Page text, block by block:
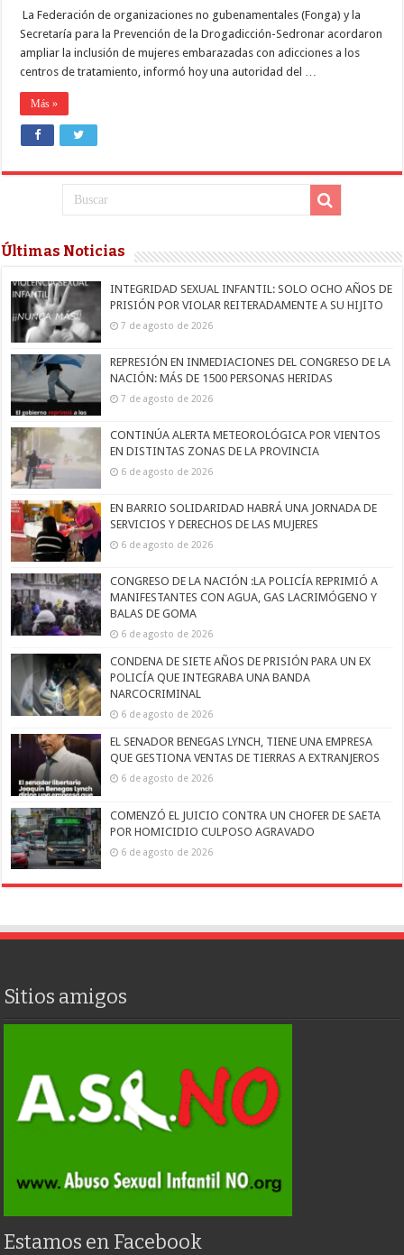
La Federación de organizaciones no gubenamentales (Fonga) y la
Secretaría para la Prevención de la Drogadicción-Sedronar acordaron
ampliar la inclusión de mujeres embarazadas con adicciones a los
centros de tratamiento, informó hoy una autoridad del …
Más »
Últimas Noticias
INTEGRIDAD SEXUAL INFANTIL: SOLO OCHO AÑOS DE
PRISIÓN POR VIOLAR REITERADAMENTE A SU HIJITO
7 de agosto de 2026
REPRESIÓN EN INMEDIACIONES DEL CONGRESO DE LA
NACIÓN: MÁS DE 1500 PERSONAS HERIDAS
7 de agosto de 2026
CONTINÚA ALERTA METEOROLÓGICA POR VIENTOS
EN DISTINTAS ZONAS DE LA PROVINCIA
6 de agosto de 2026
EN BARRIO SOLIDARIDAD HABRÁ UNA JORNADA DE
SERVICIOS Y DERECHOS DE LAS MUJERES
6 de agosto de 2026
CONGRESO DE LA NACIÓN :LA POLICÍA REPRIMIÓ A
MANIFESTANTES CON AGUA, GAS LACRIMÓGENO Y
BALAS DE GOMA
6 de agosto de 2026
CONDENA DE SIETE AÑOS DE PRISIÓN PARA UN EX
POLICÍA QUE INTEGRABA UNA BANDA
NARCOCRIMINAL
6 de agosto de 2026
EL SENADOR BENEGAS LYNCH, TIENE UNA EMPRESA
QUE GESTIONA VENTAS DE TIERRAS A EXTRANJEROS
6 de agosto de 2026
COMENZÓ EL JUICIO CONTRA UN CHOFER DE SAETA
POR HOMICIDIO CULPOSO AGRAVADO
6 de agosto de 2026
Sitios amigos
Estamos en Facebook